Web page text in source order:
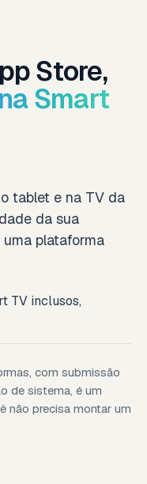
Store,
Smart
tablet e na TV da
da sua
plataforma
TV inclusos,
com submissão
de sistema, é um
não precisa montar um